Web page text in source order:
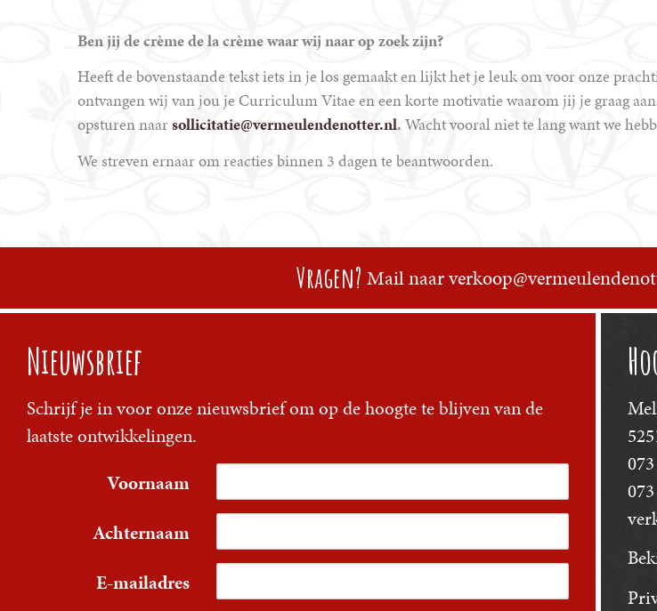
Ben jij de crème de la crème waar wij naar op zoek zijn?
Heeft de bovenstaande tekst iets in je los gemaakt en lijkt het je leuk om voor onze
ontvangen wij van jou je Curriculum Vitae en een korte motivatie waarom jij je graag
opsturen naarsollicitatie@vermeulendenotter.nl. Wacht vooral niet te lang want we
We streven ernaar om reacties binnen 3 dagen te beantwoorden.
Vragen? Mail naar
Nieuwsbrief
Schrijf je in voor onze nieuwsbrief om op de hoogte te blijven van de
laatste ontwikkelingen.
Voornaam
Achternaam
E-mailadres